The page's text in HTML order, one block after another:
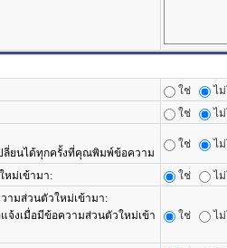
ใช่
ไ
ใช่
ไ
ปลี่ยนได้ทุกครั้งที่คุณพิมพ์ข้อความ
ใช่ ไ
หม่เข้ามา: ใช่
ไ
ามส่วนตัวใหม่เข้ามา:
แจ้งเมื่อมีข้อความส่วนตัวใหม่เข้า
ใช่ ไ